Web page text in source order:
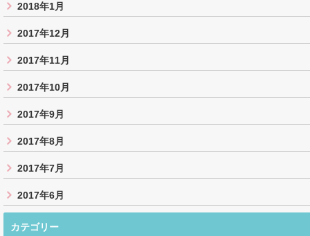
2018年1月
2017年12月
2017年11月
2017年10月
2017年9月
2017年8月
2017年7月
2017年6月
カテゴリー